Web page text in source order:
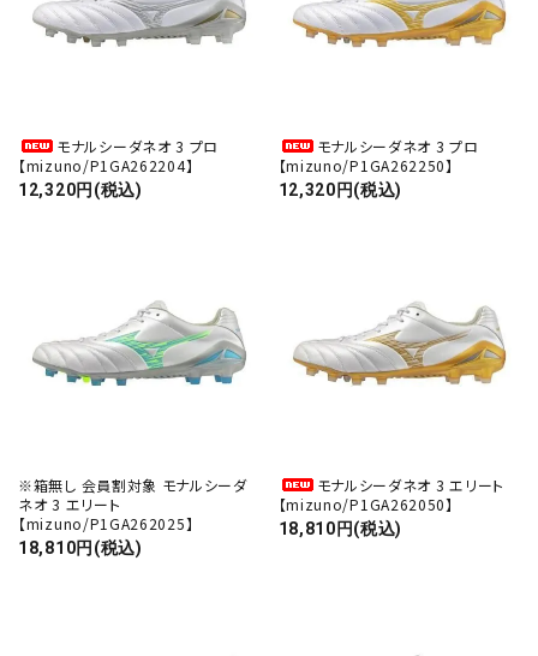
モナルシーダネオ 3 プロ
【mizuno/P1GA262204】
12,320円(税込)
モナルシーダネオ 3 プロ
【mizuno/P1GA262250】
12,320円(税込)
※箱無し 会員割対象 モナルシーダ
ネオ 3 エリート
【mizuno/P1GA262025】
18,810円(税込)
モナルシーダネオ 3 エリート
【mizuno/P1GA262050】
18,810円(税込)
カテゴリー